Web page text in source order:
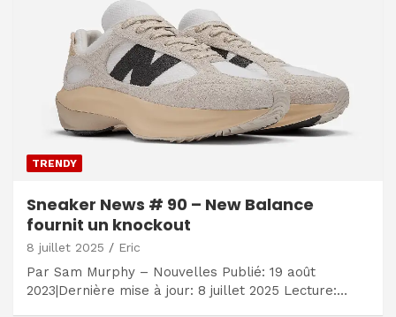
TRENDY
Sneaker News # 90 – New Balance
fournit un knockout
8 juillet 2025 Eric
Par Sam Murphy – Nouvelles Publié: 19 août
2023|Dernière mise à jour: 8 juillet 2025 Lecture:…